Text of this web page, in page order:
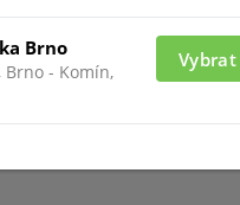
Brno
Brno - Komín,
Vybrat